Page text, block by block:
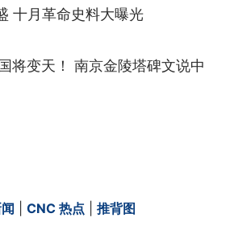
十月革命史料大曝光
将变天！ 南京金陵塔碑文说中
CNC 热点 推背图